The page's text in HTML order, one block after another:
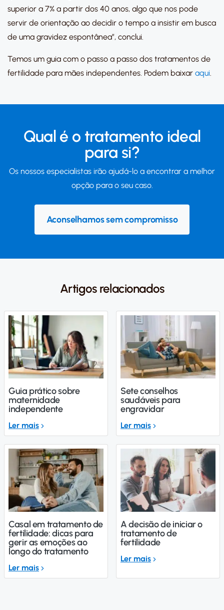
superior a 7% a partir dos 40 anos, algo que nos pode
servir de orientação ao decidir o tempo a insistir em busca
de uma gravidez espontânea”, conclui.
Temos um guia com o passo a passo dos tratamentos de
fertilidade para mães independentes. Podem baixar aqui.
Qual é o tratamento ideal
para si?
Os nossos especialistas irão ajudá-lo a encontrar a melhor
opção para o seu caso.
Aconselhamos sem compromisso
Artigos relacionados
Guia prático sobre
maternidade
independente
Ler mais
Sete conselhos
saudáveis para
engravidar
Ler mais
Casal em tratamento de
fertilidade: dicas para
gerir as emoções ao
longo do tratamento
Ler mais
A decisão de iniciar o
tratamento de
fertilidade
Ler mais